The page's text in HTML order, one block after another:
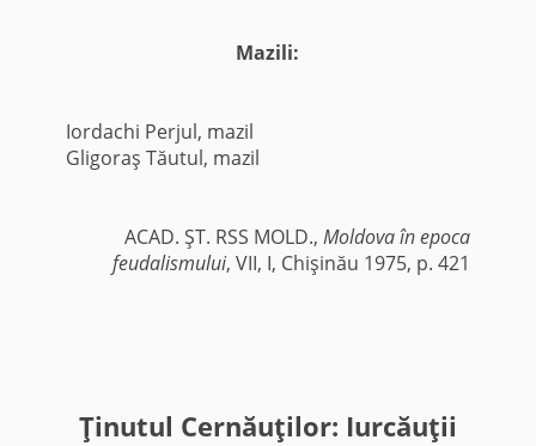
Mazili:
Iordachi Perjul, mazil
Gligoraş Tăutul, mazil
ACAD. ŞT. RSS MOLD.,Moldova în epoca
feudalismului, VII, I, Chişinău 1975, p. 421
Ţinutul Cernăuţilor: Iurcăuţii